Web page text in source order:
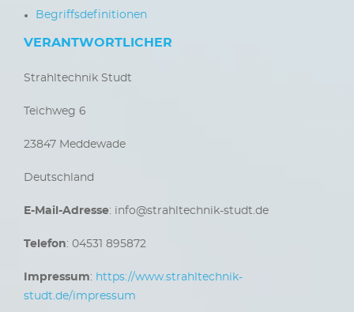
Begriffsdefinitionen
VERANTWORTLICHER
Strahltechnik Studt
Teichweg 6
23847 Meddewade
Deutschland
E-Mail-Adresse: info@strahltechnik-studt.de
Telefon: 04531 895872
Impressum: https://www.strahltechnik-
studt.de/impressum